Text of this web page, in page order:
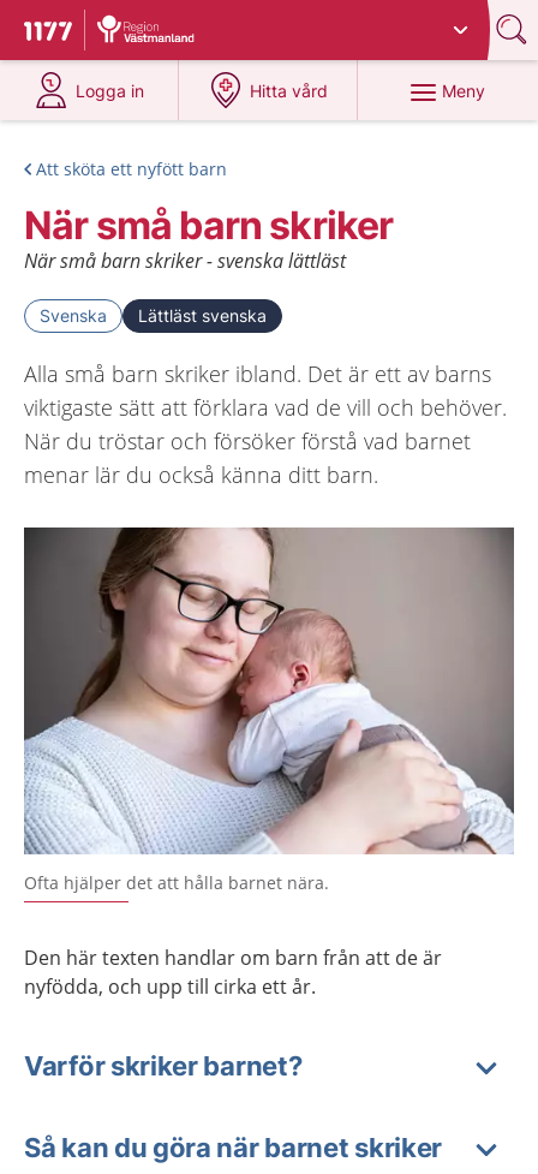
Till startsidan för 1177
Du har valt region
Logga in
på 1177.se
Hitta vård
på 1177.se
Meny
Att sköta ett nyfött barn
När små barn skriker
När små barn skriker - svenska lättläst
Svenska Lättläst svenska
Alla små barn skriker ibland. Det är ett av barns
viktigaste sätt att förklara vad de vill och behöver.
När du tröstar och försöker förstå vad barnet
menar lär du också känna ditt barn.
Ofta hjälper det att hålla barnet nära.
Den här texten handlar om barn från att de är
nyfödda, och upp till cirka ett år.
Varför skriker barnet?
Så kan du göra när barnet skriker